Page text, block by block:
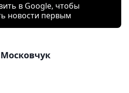
в Google, чтобы
новости первым